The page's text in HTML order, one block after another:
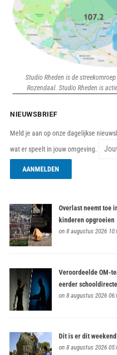
Studio Rheden is de
Rozendaal. Studio Rheden is
NIEUWSBRIEF
Meld je aan op onze dagelijkse
wat er speelt in jouw omgeving.
Overlast neemt toe
kinderen opgroeien
on 8 augustus 2026
Veroordeelde OM-
eerder
on 8 augustus 2026
Dit is er dit
on 8 augustus 2026